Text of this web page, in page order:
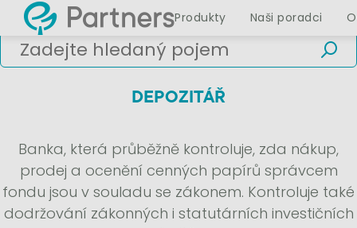
Produkty Naši poradci
DEPOZITÁŘ
Banka, která průběžně kontroluje, zda nákup,
prodej a ocenění cenných papírů správcem
fondu jsou v souladu se zákonem. Kontroluje také
dodržování zákonných i statutárních investičních